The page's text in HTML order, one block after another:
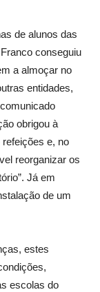
de alunos das
conseguiu
a almoçar no
entidades,
obrigou à
e, no
reorganizar os
Já em
de um
estes
escolas do